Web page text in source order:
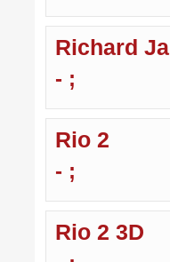
Richard
- ;
Rio 2
- ;
Rio 2 3D